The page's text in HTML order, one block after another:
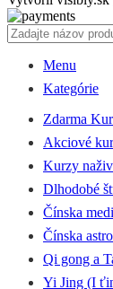
Menu
Kategórie
Zdarma
Akciové
Kurzy
Dlhodobé
Čínska
Čínska
Qi gong a
Yi Jing (I